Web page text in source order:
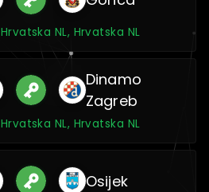
Hrvatska NL, Hrvatska NL
Dinamo
Zagreb
Hrvatska NL, Hrvatska NL
Osijek